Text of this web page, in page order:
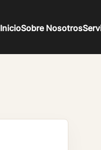
InicioSobre Nosotros